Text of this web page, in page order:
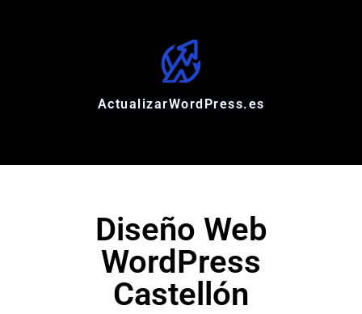
ActualizarWordPress.es
Diseño Web
WordPress
Castellón